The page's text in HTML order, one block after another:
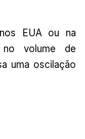
EUA ou na
volume de
uma oscilação